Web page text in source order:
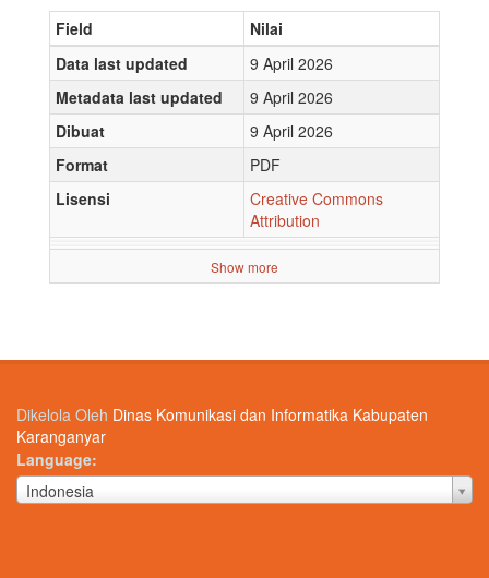
Field
Nilai
Data last updated
9 April 2026
Metadata last updated
9 April 2026
Dibuat
9 April 2026
Format
PDF
Lisensi
Creative Commons
Attribution
Show more
Dikelola Oleh Dinas Komunikasi dan Informatika Kabupaten
Karanganyar
Language
Indonesia
Language